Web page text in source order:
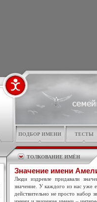
ПОДБОР ИМЕНИ ТЕСТЫ
ТОЛКОВАНИЕ ИМЁН
Значение имени
Люди издревле придавали
значение. У каждого из нас уже
действительно не просто набор